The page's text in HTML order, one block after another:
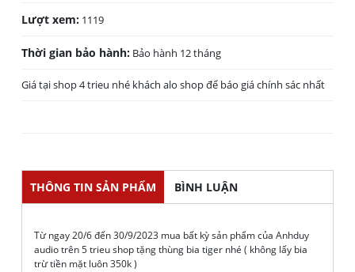
Lượt xem: 1119
Thời gian bảo hành:Bảo hành 12 tháng
Giá tại shop 4 trieu nhé khách alo shop để báo giá chính sác nhất
THÔNG TIN SẢN PHẨM BÌNH LUẬN
Từ ngay 20/6 đến 30/9/2023 mua bất kỳ sản phẩm của Anhduy
audio trên 5 trieu shop tặng thùng bia tiger nhé ( không lấy bia
trừ tiền mặt luôn 350k )